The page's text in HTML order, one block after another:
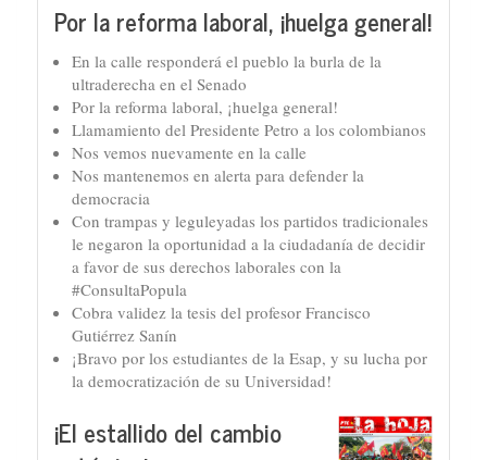
Por la reforma laboral, ¡huelga general!
En la calle responderá el pueblo la burla de la
ultraderecha en el Senado
Por la reforma laboral, ¡huelga general!
Llamamiento del Presidente Petro a los colombianos
Nos vemos nuevamente en la calle
Nos mantenemos en alerta para defender la
democracia
Con trampas y leguleyadas los partidos tradicionales
le negaron la oportunidad a la ciudadanía de decidir
a favor de sus derechos laborales con la
#ConsultaPopula
Cobra validez la tesis del profesor Francisco
Gutiérrez Sanín
¡Bravo por los estudiantes de la Esap, y su lucha por
la democratización de su Universidad!
¡El estallido del cambio